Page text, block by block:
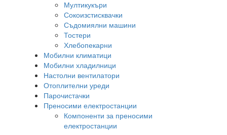
Мултикукъри
Сокоизстисквачки
Съдомиялни машини
Тостери
Хлебопекарни
Мобилни климатици
Мобилни хладилници
Настолни вентилатори
Отоплителни уреди
Парочистачки
Преносими електростанции
Компоненти за преносими
електростанции